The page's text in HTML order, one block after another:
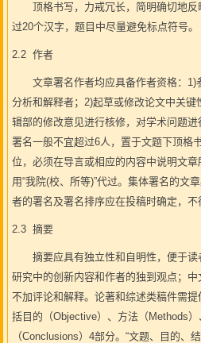
顶格书写，力戒冗长，简明确切地反
过20个汉字，题目中尽量避免标点符号。
2.2 作者
文章署名作者均应具备作者资格：1)
分析和解释者；2)起草或修改论文中关键
辑部的修改意见进行核修，对学术问题进
署名一般不宜超过6人，置于文题下顶格
位，必须在导言或相应的内容中说明文
用“我院(校、所等)”代过。集体署名的文
者的署名及署名排序应在投稿时确定，不
2.3 摘要
摘要应具有独立性和自明性，便于读
研究中的创新内容和作者的独到观点；中
不加评论和解释。论著和综述类稿件需
括目的（Objective）、方法（Methods
（Conclusions）4部分。“文题、目的、